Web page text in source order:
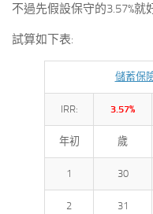
不過先假設保守的3.57%就
試算如下表:
儲蓄保
IRR: 3.57%
年初 歲
1 30
2 31